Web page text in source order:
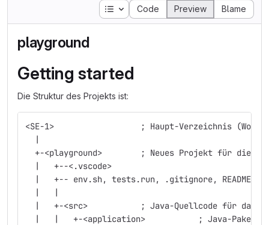
Table of contents
Code Preview Blame
playground
Getting started
Die Struktur des Projekts ist:
<SE-1>                  ; Haupt-Verzeichnis
  |
+-<playground>        ; Neues Projekt für diese
  |   +--<.vscode>
  |   +-- env.sh, tests.run, .gitignore, README.md
  |   |
|   +-<src>           ; Java-Quellcode für das
|   |   +-<application>           ; Java-Paket